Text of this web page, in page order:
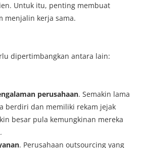
Untuk itu, penting membuat
menjalin kerja sama.
dipertimbangkan antara lain:
perusahaan. Semakin lama
berdiri dan memiliki rekam jejak
besar pula kemungkinan mereka
. Perusahaan outsourcing yang